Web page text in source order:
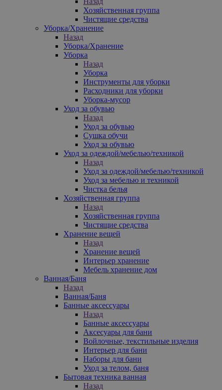
Хозяйственная группа
Чистящие средства
Уборка/Хранение
Назад
Уборка/Хранение
Уборка
Назад
Уборка
Инструменты для уборки
Расходники для уборки
Уборка-мусор
Уход за обувью
Назад
Уход за обувью
Сушка обучи
Уход за обувью
Уход за одеждой/мебелью/техникой
Назад
Уход за одеждой/мебелью/техникой
Уход за мебелью и техникой
Чистка белья
Хозяйственная группа
Назад
Хозяйственная группа
Чистящие средства
Хранение вещей
Назад
Хранение вещей
Интерьер хранение
Мебель хранение дом
Ванная/Баня
Назад
Ванная/Баня
Банные аксессуары
Назад
Банные аксессуары
Аксесуары для бани
Войлочные, текстильные изделия
Интерьер для бани
Наборы для бани
Уход за телом, баня
Бытовая техника ванная
Назад